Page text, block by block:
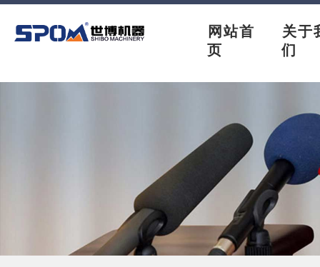
网站首
页
关于
们